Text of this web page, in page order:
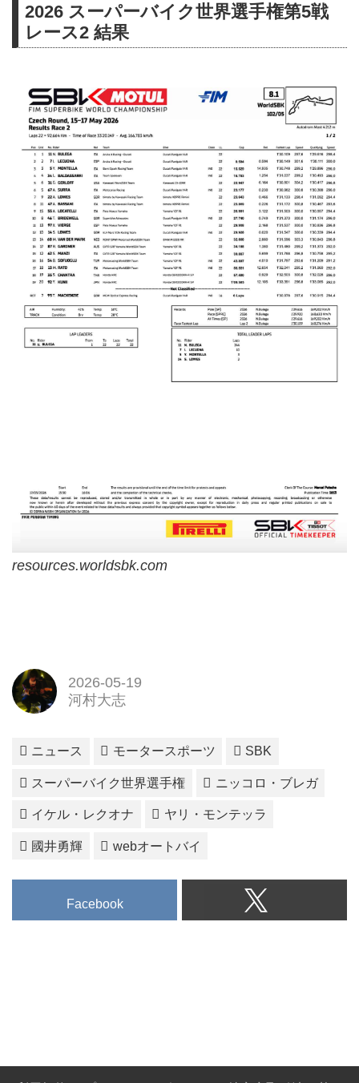
2026 スーパーバイク世界選手権第5戦
レース2 結果
resources.worldsbk.com
2026-05-19
河村大志
ニュース モータースポーツ SBK
スーパーバイク世界選手権 ニッコロ・ブレガ
イケル・レクオナ ヤリ・モンテッラ
國井勇輝 webオートバイ
Facebook